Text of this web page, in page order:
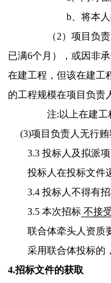
b、将本
（2）项目负
已满6个月），或因非
在建工程，但该在建工
的工程规模在项目负责
注:以上在建
(3)项目负责人无行贿
3.3 投标人及拟派
投标人在投标文件
3.4 投标人不得有
3.5 本次招标 不接
联合体牵头人资质
采用联合体投标的
4.招标文件的获取